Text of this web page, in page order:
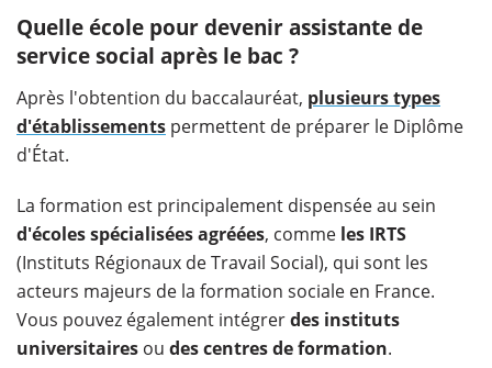
Quelle école pour devenir assistante de
service social après le bac ?
Après l'obtention du baccalauréat, plusieurs types
d'établissements permettent de préparer le Diplôme
d'État.
La formation est principalement dispensée au sein
d'écoles spécialisées agréées, comme les IRTS
(Instituts Régionaux de Travail Social), qui sont les
acteurs majeurs de la formation sociale en France.
Vous pouvez également intégrerdes instituts
universitaires ou des centres de formation.